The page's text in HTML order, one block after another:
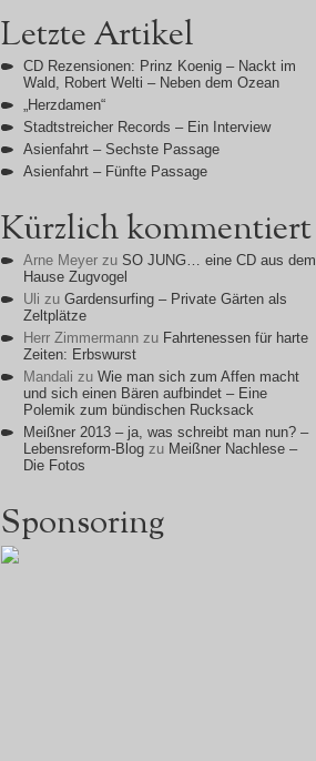
Letzte Artikel
CD Rezensionen: Prinz Koenig – Nackt im
Wald, Robert Welti – Neben dem Ozean
„Herzdamen“
Stadtstreicher Records – Ein Interview
Asienfahrt – Sechste Passage
Asienfahrt – Fünfte Passage
Kürzlich kommentiert
Arne Meyer zu SO JUNG… eine CD aus dem
Hause Zugvogel
Uli zu Gardensurfing – Private Gärten als
Zeltplätze
Herr Zimmermann zu Fahrtenessen für harte
Zeiten: Erbswurst
Mandali zu Wie man sich zum Affen macht
und sich einen Bären aufbindet – Eine
Polemik zum bündischen Rucksack
Meißner 2013 – ja, was schreibt man nun? –
Lebensreform-Blog zu Meißner Nachlese –
Die Fotos
Sponsoring